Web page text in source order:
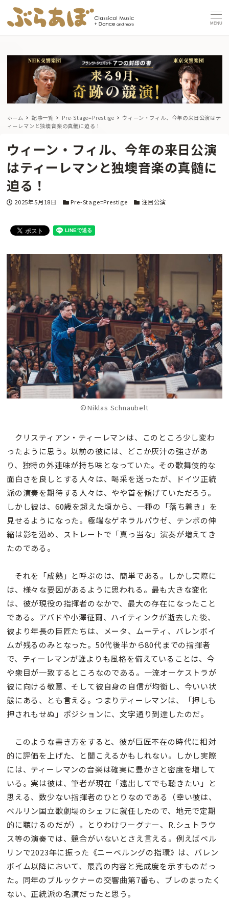
MENU
ホーム 記事一覧 Pre-Stage=Prestige
ウィーン・フィル、今年の来日公演はテ
ィーレマンと独墺音楽の真髄に迫る！
ウィーン・フィル、今年の来日公演
はティーレマンと独墺音楽の真髄に
迫る！
投稿日
2025年5月18日 カテゴリー
Pre-Stage=Prestige カテゴリー
注目公演
©Niklas Schnaubelt
クリスティアン・ティーレマンは、このところ少し変わ
ったように思う。以前の彼には、どこか灰汁の強さがあ
り、独特の外連味が持ち味となっていた。その歌舞伎的な
面白さを良しとする人々は、喝采を送ったが、ドイツ正統
派の演奏を期待する人々は、やや首を傾げていただろう。
しかし彼は、60歳を超えた頃から、一種の「落ち着き」を
見せるようになった。極端なゲネラルパウゼ、テンポの伸
縮は影を潜め、ストレートで「真っ当な」演奏が増えてき
たのである。
それを「成熟」と呼ぶのは、簡単である。しかし実際に
は、様々な要因があるように思われる。最も大きな変化
は、彼が現役の指揮者のなかで、最大の存在になったこと
である。アバドや小澤征爾、ハイティンクが逝去した後、
彼より年長の巨匠たちは、メータ、ムーティ、バレンボイ
ムが残るのみとなった。50代後半から80代までの指揮者
で、ティーレマンが誰よりも風格を備えていることは、今
や衆目が一致するところなのである。一流オーケストラが
彼に向ける敬意、そして彼自身の自信が均衡し、今いい状
態にある、とも言える。つまりティーレマンは、「押しも
押されもせぬ」ポジションに、文字通り到達したのだ。
このような書き方をすると、彼が巨匠不在の時代に相対
的に評価を上げた、と聞こえるかもしれない。しかし実際
には、ティーレマンの音楽は確実に豊かさと密度を増して
いる。実は彼は、筆者が現在「遠出してでも聴きたい」と
思える、数少ない指揮者のひとりなのである（幸い彼は、
ベルリン国立歌劇場のシェフに就任したので、地元で定期
的に聴けるのだが）。とりわけワーグナー、R.シュトラウ
ス等の演奏では、競合がいないとさえ言える。例えばベル
リンで2023年に振った《ニーベルングの指環》は、バレン
ボイム以降において、最高の内容と完成度を示すものだっ
た。同年のブルックナーの交響曲第7番も、ブレのまったく
ない、正統派の名演だったと思う。